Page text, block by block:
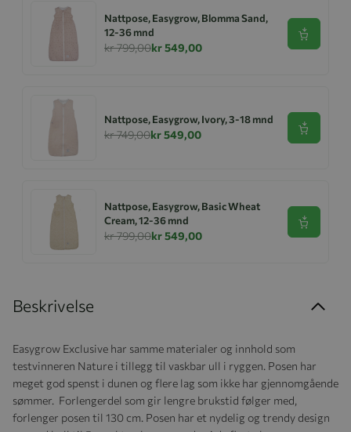
Nattpose, Easygrow, Blomma Sand,
12-36 mnd
kr 799,00kr 549,00
Se
Nattpose, Easygrow, Ivory, 3-18 mnd
kr 749,00kr 549,00 Se
Nattpose, Easygrow, Basic Wheat
Cream, 12-36 mnd
kr 799,00kr 549,00
Se
Beskrivelse
Easygrow Exclusive har samme materialer og innhold som
testvinneren Nature i tillegg til vaskbar ull i ryggen. Posen har
meget god spenst i dunen og flere lag som ikke har gjennomgående
sømmer. Forlengerdel som gir lengre brukstid følger med,
forlenger posen til 130 cm. Posen har et nydelig og trendy design